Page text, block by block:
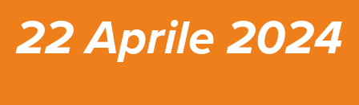
22 Aprile 2024